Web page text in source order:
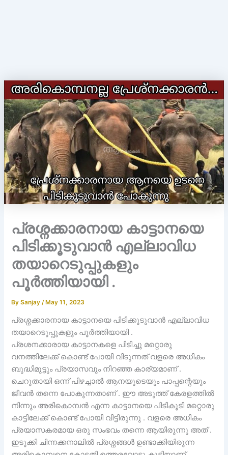
പ്രശ്നക്കാരനായ കാട്ടാനയെ
പിടിക്കൂടുവാൻ എല്ലാവിധ
തയാറെടുപ്പുകളും
പൂർത്തിയായി .
BySanjay /May 11, 2023
പ്രശ്നക്കാരനായ കാട്ടാനയെ പിടിക്കൂടുവാൻ എല്ലാവിധ
തയാറെടുപ്പുകളും പൂർത്തിയായി .
പ്രശനക്കാരായ കാട്ടാനകളെ പിടിച്ചു മറ്റൊരു
വനത്തിലേക്ക് കൊണ്ട് പോയി വിടുന്നത് വളരെ അധികം
ബുദ്ധിമുട്ടും പ്രയാസവും നിറഞ്ഞ കാര്യമാണ് .
ചെറുതായി ഒന്ന് പിഴച്ചാൽ ആനയുടെയും പാപ്പന്റെയും
ജീവൻ തന്നെ പോകുന്നതാണ് . ഈ അടുത്ത് കേരളത്തിൽ
നിന്നും അരികൊമ്പൻ എന്ന കാട്ടാനയെ പിടികൂടി മറ്റൊരു
കാട്ടിലേക്ക് കൊണ്ട് പോയി വിട്ടിരുന്നു . വളരെ അധികം
പ്രയാസകരമായ ഒരു സംഭവം തന്നെ ആയിരുന്നു അത് .
ഇടുക്കി ചിന്നക്കനാലിൽ പ്രശ്നങ്ങൾ ഉണ്ടാക്കിയിരുന്ന